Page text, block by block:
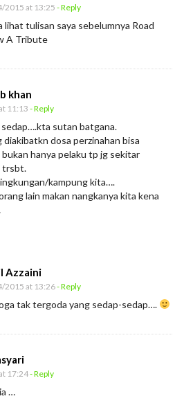
2015 at 13:25 - Reply
lihat tulisan saya sebelumnya Road
A Tribute
khan
11:13 - Reply
sutan batgana.
diakibatkn dosa perzinahan bisa
hanya pelaku tp jg sekitar
trsbt.
kampung kita….
lain makan nangkanya kita kena
Azzaini
2015 at 13:26- Reply
tak tergoda yang sedap-sedap….
17:24- Reply
…